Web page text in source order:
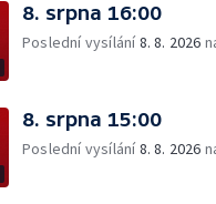
8. srpna 16:00
Poslední vysílání8. 8. 2026
8. srpna 15:00
Poslední vysílání8. 8. 2026